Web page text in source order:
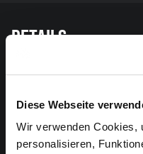
Diese Webseite
Wir verwenden Cookies,
personalisieren,
Details
PRAKTISCHES
Was müssen Sie wissen,
Mehr Infos hier